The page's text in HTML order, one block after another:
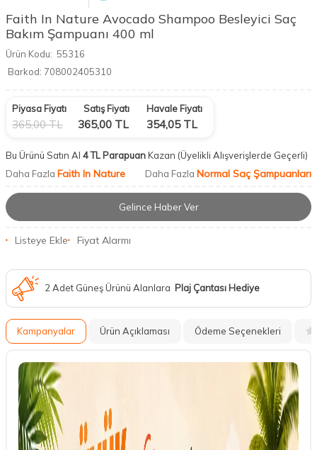
Faith In Nature Avocado Shampoo Besleyici Saç
Bakım Şampuanı 400 ml
Ürün Kodu: 55316
Barkod: 708002405310
Piyasa Fiyatı
365,00TL
Satış Fiyatı
365,00 TL
Havale Fiyatı
354,05TL
Bu Ürünü Satın Al 4 TL ParapuanKazan (Üyelikli Alışverişlerde Geçerli)
Daha Fazla Faith In Nature Daha Fazla Normal Saç Şampuanları
Gelince Haber Ver
Listeye Ekle Fiyat Alarmı
2 Adet Güneş Ürünü Alanlara Plaj Çantası Hediye
Kampanyalar Ürün Açıklaması Ödeme Seçenekleri